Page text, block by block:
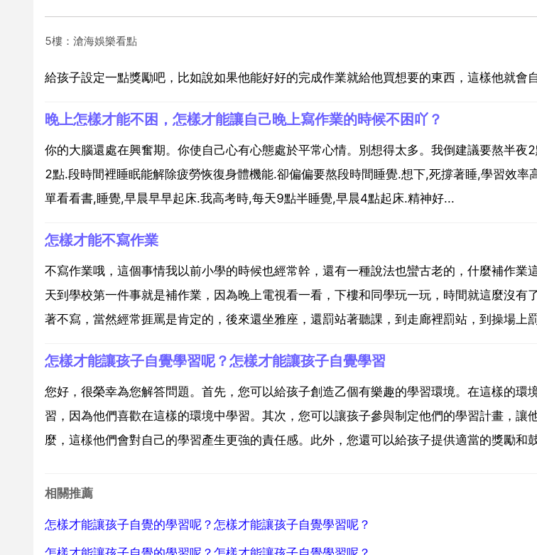
5樓：滄海娛樂看點
給孩子設定一點獎勵吧，比如說如果他能好好的完成作業就給他買想要的東西，這樣他就會
晚上怎樣才能不困，怎樣才能讓自己晚上寫作業的時候不困吖？
你的大腦還處在興奮期。你使自己心有心態處於平常心情。別想得太多。我倒建議要熬半夜
2點.段時間裡睡眠能解除疲勞恢復身體機能.卻偏偏要熬段時間睡覺.想下,死撐著睡,學習效率
單看看書,睡覺,早晨早早起床.我高考時,每天9點半睡覺,早晨4點起床.精神好...
怎樣才能不寫作業
不寫作業哦，這個事情我以前小學的時候也經常幹，還有一種說法也蠻古老的，什麼補作業
天到學校第一件事就是補作業，因為晚上電視看一看，下樓和同學玩一玩，時間就這麼沒有
著不寫，當然經常捱罵是肯定的，後來還坐雅座，還罰站著聽課，到走廊裡罰站，到操場上
怎樣才能讓孩子自覺學習呢？怎樣才能讓孩子自覺學習
您好，很榮幸為您解答問題。首先，您可以給孩子創造乙個有樂趣的學習環境。在這樣的環
習，因為他們喜歡在這樣的環境中學習。其次，您可以讓孩子參與制定他們的學習計畫，讓
麼，這樣他們會對自己的學習產生更強的責任感。此外，您還可以給孩子提供適當的獎勵和
相關推薦
怎樣才能讓孩子自覺的學習呢？怎樣才能讓孩子自覺學習呢？